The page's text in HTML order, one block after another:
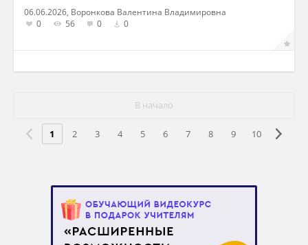
06.06.2026, Воронкова Валентина Владимировна
0
56 0 0
В начало
1 2 3 4 5 6 7 8 9 10